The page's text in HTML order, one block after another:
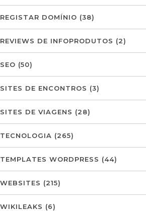
REGISTAR DOMÍNIO (38)
REVIEWS DE INFOPRODUTOS (2)
SEO (50)
SITES DE ENCONTROS (3)
SITES DE VIAGENS (28)
TECNOLOGIA (265)
TEMPLATES WORDPRESS (44)
WEBSITES (215)
WIKILEAKS (6)